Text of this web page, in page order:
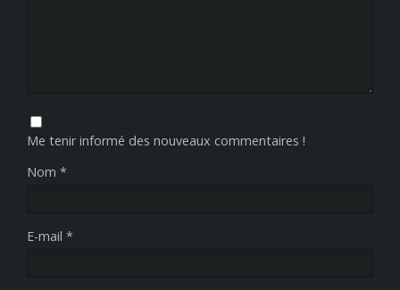
Me tenir informé des nouveaux commentaires !
Nom *
E-mail *